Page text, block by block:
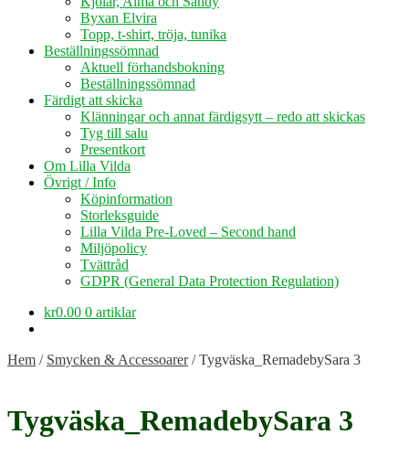
Byxan Elvira
Topp, t-shirt, tröja, tunika
Beställningssömnad
Aktuell förhandsbokning
Beställningssömnad
Färdigt att skicka
Klänningar och annat färdigsytt – redo att skickas
Tyg till salu
Presentkort
Om Lilla Vilda
Övrigt / Info
Köpinformation
Storleksguide
Lilla Vilda Pre-Loved – Second hand
Miljöpolicy
Tvättråd
GDPR (General Data Protection Regulation)
kr0.00 0 artiklar
Hem / Smycken & Accessoarer/Tygväska_RemadebySara 3
Tygväska_RemadebySara 3